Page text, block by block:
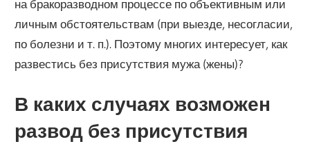
на бракоразводном процессе по объективным или
личным обстоятельствам (при выезде, несогласии,
по болезни и т. п.). Поэтому многих интересует, как
развестись без присутствия мужа (жены)?
В каких случаях возможен
развод без присутствия